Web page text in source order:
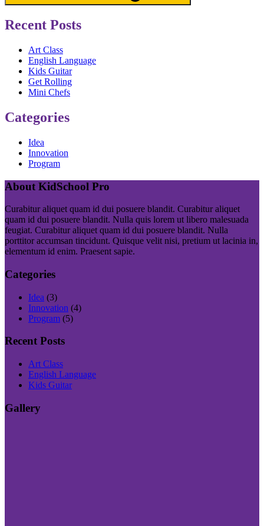
Recent Posts
Art Class
English Language
Kids Guitar
Get Rolling
Mini Chefs
Categories
Idea
Innovation
Program
About KidSchool Pro
Curabitur aliquet quam id dui posuere blandit. Curabitur aliquet
quam id dui posuere blandit. Nulla quis lorem ut libero malesuada
feugiat. Curabitur aliquet quam id dui posuere blandit. Nulla
porttitor accumsan tincidunt. Quisque velit nisi, pretium ut lacinia in,
elementum id enim. Praesent sapie.
Categories
Idea (3)
Innovation (4)
Program (5)
Recent Posts
Art Class
English Language
Kids Guitar
Gallery